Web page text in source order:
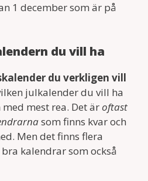
1 december som är på
du vill ha
du verkligen vill
julkalender du vill ha
mest rea. Det äroftast
som finns kvar och
Men det finns flera
kalendrar som också